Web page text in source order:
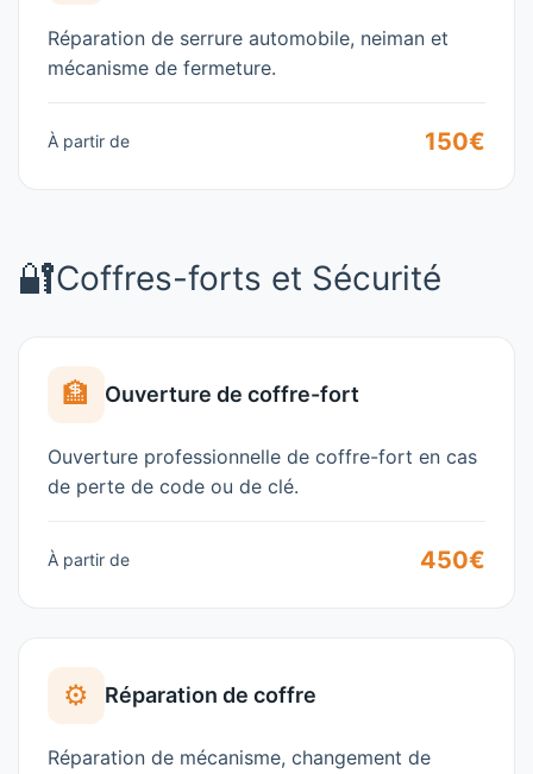
Réparation de serrure automobile, neiman et
mécanisme de fermeture.
À partir de 150€
🔐Coffres-forts et Sécurité
🏦 Ouverture de coffre-fort
Ouverture professionnelle de coffre-fort en cas
de perte de code ou de clé.
À partir de 450€
⚙️ Réparation de coffre
Réparation de mécanisme, changement de